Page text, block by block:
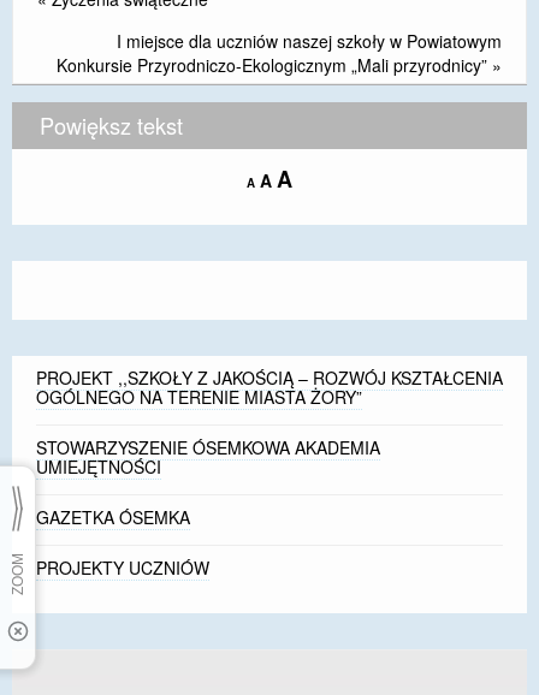
I miejsce dla uczniów naszej szkoły w Powiatowym
Konkursie Przyrodniczo-Ekologicznym „Mali przyrodnicy” »
Powiększ tekst
A Decrease
size.
A Reset
size.
AIncrease
size.
PROJEKT ,,SZKOŁY Z JAKOŚCIĄ – ROZWÓJ KSZTAŁCENIA
OGÓLNEGO NA TERENIE MIASTA ŻORY”
STOWARZYSZENIE ÓSEMKOWA AKADEMIA
UMIEJĘTNOŚCI
GAZETKA ÓSEMKA
PROJEKTY UCZNIÓW